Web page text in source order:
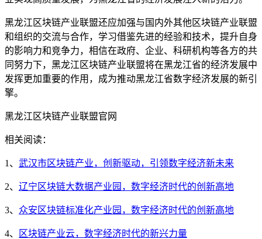
黑龙江区块链产业联盟还应加强与国内外其他区块链产业联盟
和组织的交流与合作，学习借鉴先进的经验和技术，提升自身
的影响力和竞争力，相信在政府、企业、科研机构等各方的共
同努力下，黑龙江区块链产业联盟将在黑龙江省的经济发展中
发挥更加重要的作用，成为推动黑龙江省数字经济发展的新引
擎。
黑龙江区块链产业联盟官网
相关阅读：
1、 武汉市区块链产业，创新驱动，引领数字经济新未来
2、 辽宁区块链大数据产业园，数字经济时代的创新高地
3、 众安区块链标准化产业园，数字经济时代的创新高地
4、 区块链产业云，数字经济时代的新兴力量